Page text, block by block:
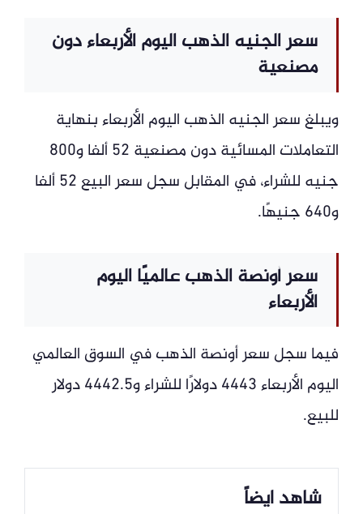
سعر الجنيه الذهب اليوم الأربعاء دون
مصنعية
ويبلغ سعر الجنيه الذهب اليوم الأربعاء بنهاية
التعاملات المسائية دون مصنعية 52 ألفا و800
جنيه للشراء، في المقابل سجل سعر البيع 52 ألفا
و640 جنيهًا.
سعر أونصة الذهب عالميًا اليوم
الأربعاء
فيما سجل سعر أونصة الذهب في السوق العالمي
اليوم الأربعاء 4443 دولارًا للشراء و4442.5 دولار
للبيع.
شاهد ايضاً